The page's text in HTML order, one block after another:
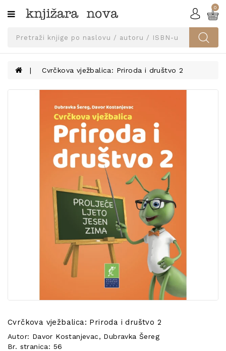
Kategorije
SVEUČILIŠNA
UDŽBENICI
KNJIGE
0
Cvrčkova vježbalica: Priroda i društvo 2
Cvrčkova vježbalica: Priroda i društvo 2
Autor: Davor Kostanjevac, Dubravka Šereg
Br. stranica: 56